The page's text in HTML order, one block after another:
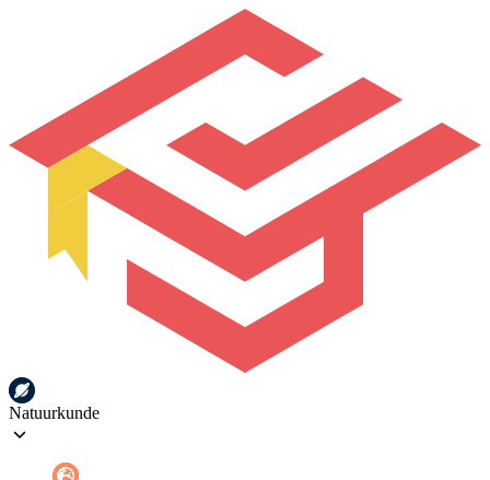
Natuurkunde